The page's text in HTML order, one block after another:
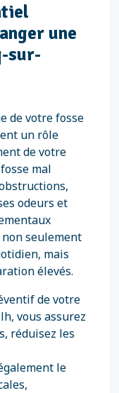
une
sur-
de votre fosse
un rôle
de votre
mal
odeurs et
seulement
mais
élevés.
de votre
vous assurez
réduisez les
le